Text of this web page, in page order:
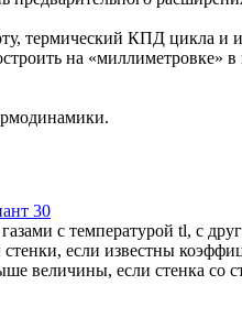
термический КПД цикла и
на
30
с температурой tl, с
если известны
величины, если стенка